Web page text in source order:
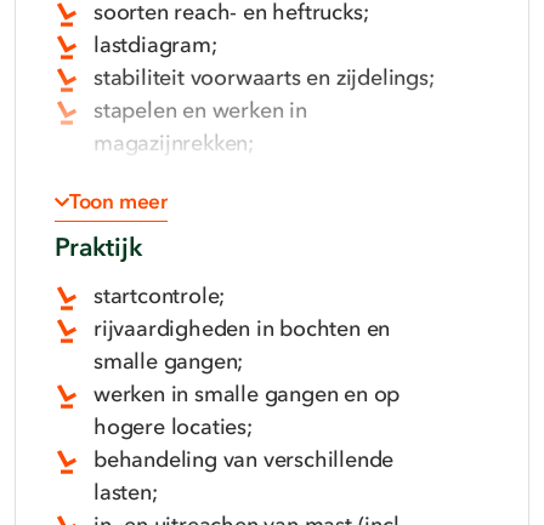
soorten reach- en heftrucks;
lastdiagram;
stabiliteit voorwaarts en zijdelings;
stapelen en werken in
magazijnrekken;
gangen;
kennis en gebruik.
Toon meer
Praktijk
startcontrole;
rijvaardigheden in bochten en
smalle gangen;
werken in smalle gangen en op
hogere locaties;
behandeling van verschillende
lasten;